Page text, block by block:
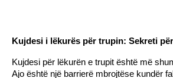
Kujdesi i lëkurës për trupin: Sekreti
Kujdesi për lëkurën e trupit është më
Ajo është një barrierë mbrojtëse kundër